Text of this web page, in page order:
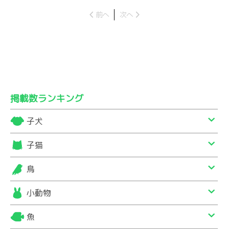
前へ 次へ
掲載数ランキング
子犬
子猫
鳥
小動物
魚